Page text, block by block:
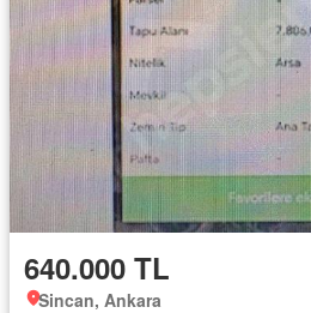
640.000 TL
Sincan, Ankara